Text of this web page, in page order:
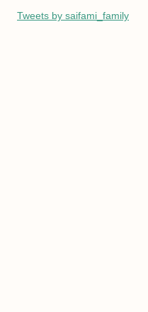
Tweets by saifami_family